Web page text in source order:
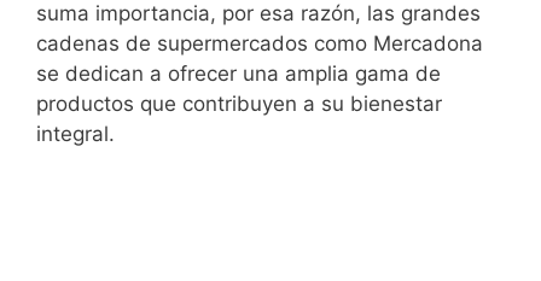
suma importancia, por esa razón, las grandes
cadenas de supermercados como Mercadona
se dedican a ofrecer una amplia gama de
productos que contribuyen a su bienestar
integral.